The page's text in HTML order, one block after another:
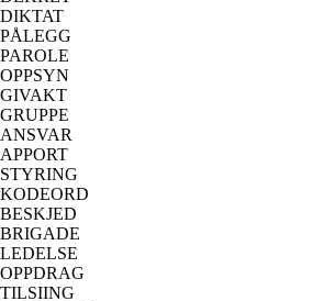
DIKTAT
PÅLEGG
PAROLE
OPPSYN
GIVAKT
GRUPPE
ANSVAR
APPORT
STYRING
KODEORD
BESKJED
BRIGADE
LEDELSE
OPPDRAG
TILSIING